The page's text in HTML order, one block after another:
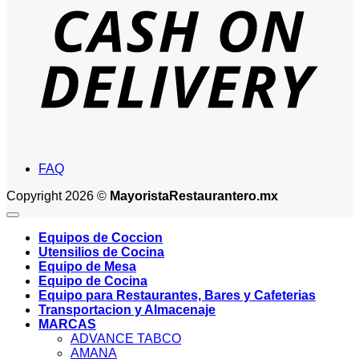
FAQ
Copyright 2026 © MayoristaRestaurantero.mx
Equipos de Coccion
Utensilios de Cocina
Equipo de Mesa
Equipo de Cocina
Equipo para Restaurantes, Bares y Cafeterias
Transportacion y Almacenaje
MARCAS
ADVANCE TABCO
AMANA